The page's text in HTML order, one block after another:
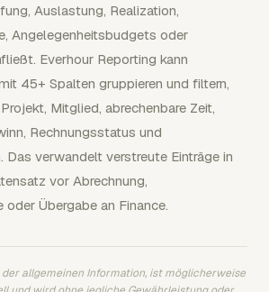
Auslastung, Realization,
Angelegenheitsbudgets oder
Everhour Reporting kann
45+ Spalten gruppieren und filtern,
Mitglied, abrechenbare Zeit,
Rechnungsstatus und
Das verwandelt verstreute Einträge in
vor Abrechnung,
Übergabe an Finance.
allgemeinen Information, ist möglicherweise